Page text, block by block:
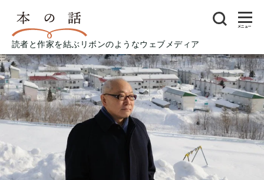
読者と作家を結ぶリボンのようなウェブメディア
メニュー